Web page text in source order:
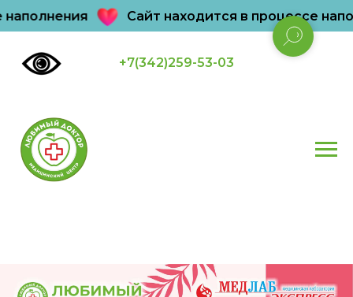
Сайт находится в процессе
+7(342)259-53-03